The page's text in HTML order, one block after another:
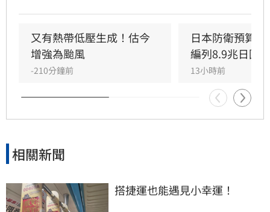
自學日文迎接挑戰，期許能在高強度的日本職籃
中磨練執教能力，成為國際級教練，未來更希望
能將寶貴的海外執教經驗帶回台灣，為本土籃壇
注入新氣象，實踐深耕籃球的長遠目標。
又有熱帶低壓生成！估今
增強為颱風
-210分鐘前
日本防衛預算
編列8.9兆日圓
13小時前
相關新聞
搭捷運也能遇見小幸運！